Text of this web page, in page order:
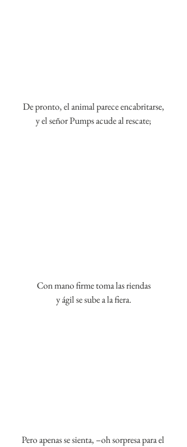
De pronto, el animal parece encabritarse,
y el señor Pumps acude al rescate;
Con mano firme toma las riendas
y ágil se sube a la fiera.
Pero apenas se sienta, –oh sorpresa para el